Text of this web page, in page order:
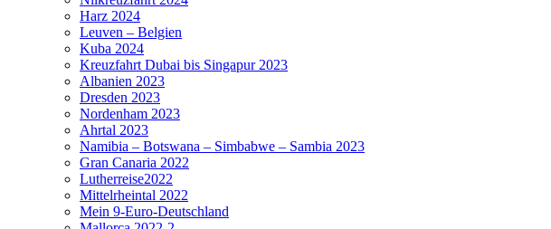
Harz 2024
Leuven – Belgien
Kuba 2024
Kreuzfahrt Dubai bis Singapur 2023
Albanien 2023
Dresden 2023
Nordenham 2023
Ahrtal 2023
Namibia – Botswana – Simbabwe – Sambia 2023
Gran Canaria 2022
Lutherreise2022
Mittelrheintal 2022
Mein 9-Euro-Deutschland